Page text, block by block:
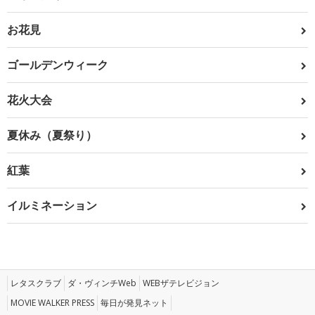
お花見
ゴールデンウィーク
花火大会
夏休み（夏祭り）
紅葉
イルミネーション
レタスクラブ ダ・ヴィンチWeb WEBザテレビジョン
MOVIE WALKER PRESS 毎日が発見ネット